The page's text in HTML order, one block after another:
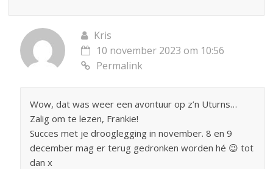
Kris
10 november 2023 om 10:56
Permalink
Wow, dat was weer een avontuur op z’n Uturns…
Zalig om te lezen, Frankie!
Succes met je drooglegging in november. 8 en 9
december mag er terug gedronken worden hé 😉 tot
dan x